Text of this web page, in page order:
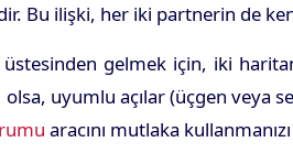
Bu ilişki, her iki partnerin de
üstesinden gelmek için, iki
uyumlu açılar (üçgen
aracını mutlaka